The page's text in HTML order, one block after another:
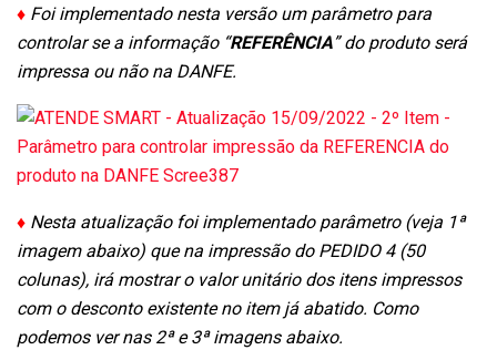
♦ Foi implementado nesta versão um parâmetro para
controlar se a informação “REFERÊNCIA” do produto será
impressa ou não na DANFE.
♦ Nesta atualização foi implementado parâmetro (veja 1ª
imagem abaixo) que na impressão do PEDIDO 4 (50
colunas), irá mostrar o valor unitário dos itens impressos
com o desconto existente no item já abatido. Como
podemos ver nas 2ª e 3ª imagens abaixo.